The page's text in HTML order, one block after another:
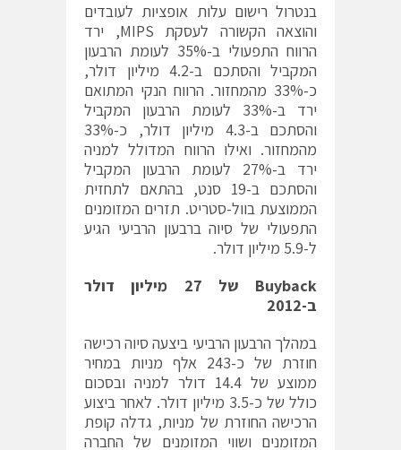
בנטרול רישום עלות אופציות לעובדים
והוצאה הקשורה לעסקת MIPS, ירד
הרווח התפעולי ב-35% לעומת הרבעון
המקביל והסתכם ב-4.2 מיליון דולר,
כ-33% מהמחזור. הרווח הנקי המתואם
ירד ב-33% לעומת הרבעון המקביל
והסתכם ב-4.3 מיליון דולר, כ-33%
מהמחזור. ואילו הרווח המדולל למניה
ירד ב-27% לעומת הרבעון המקביל
והסתכם ב-19 סנט, בהתאם לתחזית
הממוצעת בוול-סטריט. תזרים המזומנים
התפעולי של סיוה ברבעון הרביעי הגיע
ל-5.9 מיליון דולר.
Buyback
של 27 מיליון דולר
ב-2012
במהלך הרבעון הרביעי ביצעה סיוה רכישה
חוזרת של כ-243 אלף מניות במחיר
ממוצע של 14.4 דולר למניה ובסכום
כולל של כ-3.5 מיליון דולר. לאחר ביצוע
הרכישה החוזרת של מניות, גדלה קופת
המזומנים ושווי המזומנים של החברה